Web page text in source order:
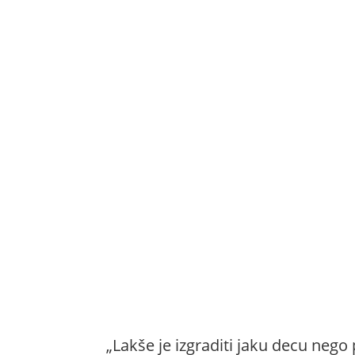
„Lakše je izgraditi jaku decu